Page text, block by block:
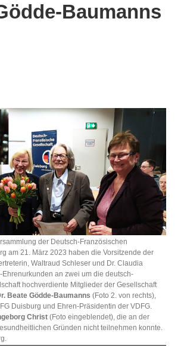
Baumanns
der Deutsch-Französischen
am 21. März 2023 haben die Vorsitzende der
Waltraud Schleser und Dr. Claudia
Ehrenurkunden an zwei um die deutsch-
hochverdiente Mitglieder der Gesellschaft
Beate Gödde-Baumanns (Foto 2. von rechts),
Duisburg und Ehren-Präsidentin der VDFG.
Christ (Foto eingeblendet), die an der
Gründen nicht teilnehmen konnte.